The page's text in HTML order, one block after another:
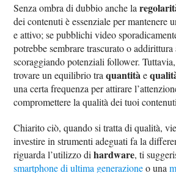
Senza ombra di dubbio anche la
dei contenuti è essenziale per mantenere
e attivo; se pubblichi video
potrebbe sembrare trascurato o addirittura
scoraggiando potenziali follower.
trovare un equilibrio traquantitàe
una certa frequenza per attirare
compromettere la qualità dei tuoi
Chiarito ciò, quando si tratta di qualità,
investire in strumenti adeguati fa la
riguarda l’utilizzo dihardware, ti
smartphone di ultima generazioneo una